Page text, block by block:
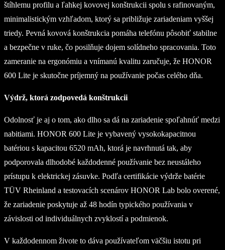
štíhlemu profilu a ľahkej kovovej konštrukcii spolu s rafinovaným,
minimalistickým vzhľadom, ktorý sa približuje zariadeniam vyššej
triedy. Pevná kovová konštrukcia pomáha telefónu pôsobiť stabilne
a bezpečne v ruke, čo posilňuje dojem solídneho spracovania. Toto
zameranie na ergonómiu a vnímanú kvalitu zaručuje, že HONOR
600 Lite je skutočne príjemný na používanie počas celého dňa.
Výdrž, ktorá zodpovedá konštrukcii
Odolnosť je aj o tom, ako dlho sa dá na zariadenie spoľahnúť medzi
nabitiami. HONOR 600 Lite je vybavený vysokokapacitnou
batériou s kapacitou 6520 mAh, ktorá je navrhnutá tak, aby
podporovala dlhodobé každodenné používanie bez neustáleho
prístupu k elektrickej zásuvke. Podľa certifikácie výdrže batérie
TÜV Rheinland a testovacích scenárov HONOR Lab bolo overené,
že zariadenie poskytuje až 48 hodín typického používania v
závislosti od individuálnych zvyklostí a podmienok.
V každodennom živote to dáva používateľom väčšiu istotu pri